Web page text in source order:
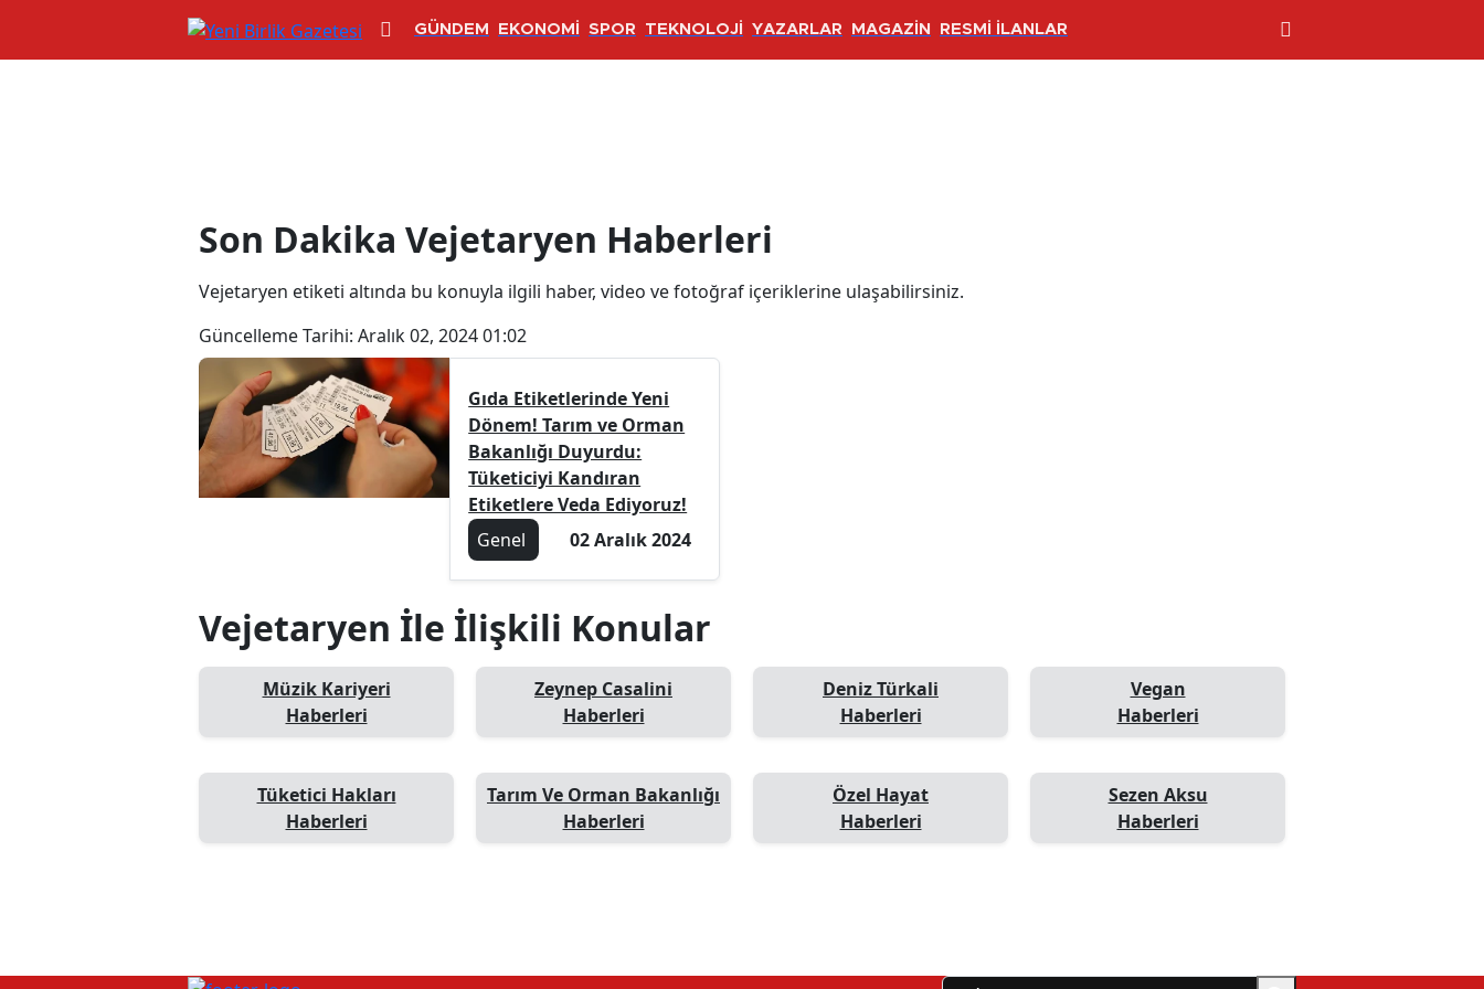
GÜNDEM EKONOMİ SPOR TEKNOLOJİ YAZARLAR MAGAZİN RESMİ İLANLAR
Son Dakika Vejetaryen Haberleri
Vejetaryen etiketi altında bu konuyla ilgili haber, video ve fotoğraf içeriklerine ulaşabilirsiniz.
Güncelleme Tarihi: Aralık 02, 2024 01:02
Gıda Etiketlerinde Yeni
Dönem! Tarım ve Orman
Bakanlığı Duyurdu:
Tüketiciyi Kandıran
Etiketlere Veda Ediyoruz!
Genel
02 Aralık 2024
Vejetaryen İle İlişkili Konular
Müzik Kariyeri
Haberleri
Zeynep Casalini
Haberleri
Deniz Türkali
Haberleri
Vegan
Haberleri
Tüketici Hakları
Haberleri
Tarım Ve Orman Bakanlığı
Haberleri
Özel Hayat
Haberleri
Sezen Aksu
Haberleri